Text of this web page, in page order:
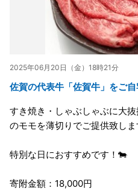
2025年06月20日（金）18時21分
佐賀の代表牛「佐賀牛」をご自
すき焼き・しゃぶしゃぶに大抜
のモモを薄切りでご提供致しま
特別な日におすすめです！🐄
寄附金額：18,000円